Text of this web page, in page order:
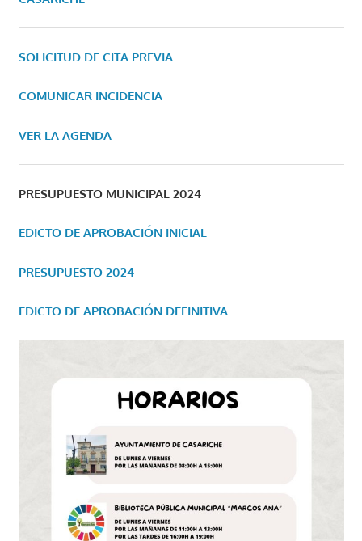
SOLICITUD DE CITA PREVIA
COMUNICAR INCIDENCIA
VER LA AGENDA
PRESUPUESTO MUNICIPAL 2024
EDICTO DE APROBACIÓN INICIAL
PRESUPUESTO 2024
EDICTO DE APROBACIÓN DEFINITIVA